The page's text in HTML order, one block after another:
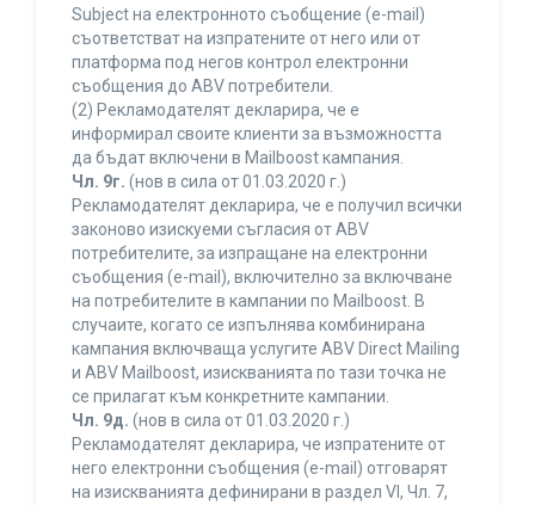
Subject на електронното съобщение (e-mail)
съответстват на изпратените от него или от
платформа под негов контрол електронни
съобщения до ABV потребители.
(2) Рекламодателят декларира, че е
информирал своите клиенти за възможността
да бъдат включени в Mailboost кампания.
Чл. 9г. (нов в сила от 01.03.2020 г.)
Рекламодателят декларира, че е получил всички
законово изискуеми съгласия от ABV
потребителите, за изпращане на електронни
съобщения (e-mail), включително за включване
на потребителите в кампании по Mailboost. В
случаите, когато се изпълнява комбинирана
кампания включваща услугите ABV Direct Mailing
и ABV Mailboost, изискванията по тази точка не
се прилагат към конкретните кампании.
Чл. 9д. (нов в сила от 01.03.2020 г.)
Рекламодателят декларира, че изпратените от
него електронни съобщения (e-mail) отговарят
на изискванията дефинирани в раздел VI, Чл. 7,